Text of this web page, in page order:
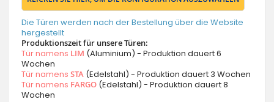
Die Türen werden nach der Bestellung über die Website
hergestellt
Produktionszeit für unsere Türen:
Tür namens LIM (Aluminium) - Produktion dauert 6
Wochen
Tür namens STA (Edelstahl) - Produktion dauert 3 Wochen
Tür namens FARGO (Edelstahl) - Produktion dauert 8
Wochen